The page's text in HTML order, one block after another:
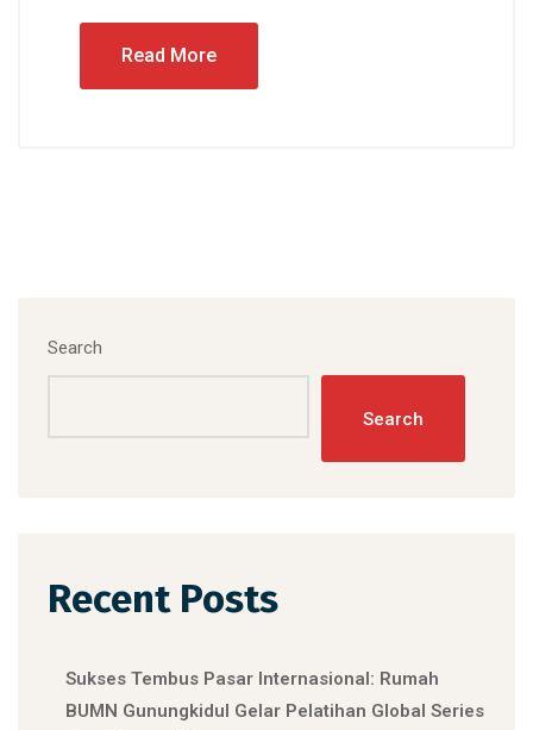
Read More
Search
Search
Recent Posts
Sukses Tembus Pasar Internasional: Rumah
BUMN Gunungkidul Gelar Pelatihan Global Series